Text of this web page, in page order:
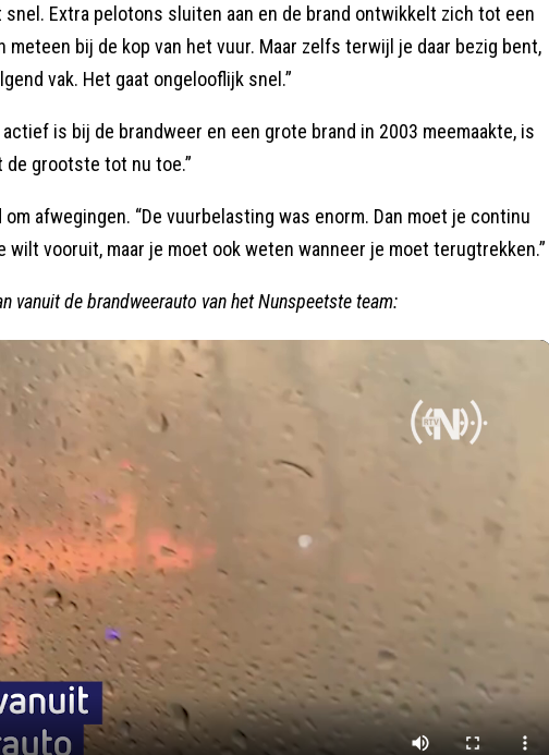
Extra pelotons sluiten aan en de brand ontwikkelt zich tot een
meteen bij de kop van het vuur. Maar zelfs terwijl je daar bezig bent,
vak. Het gaat ongelooflijk snel.”
is bij de brandweer en een grote brand in 2003 meemaakte, is
de grootste tot nu toe.”
afwegingen. “De vuurbelasting was enorm. Dan moet je continu
wilt vooruit, maar je moet ook weten wanneer je moet terugtrekken.”
vanuit de brandweerauto van het Nunspeetste team: